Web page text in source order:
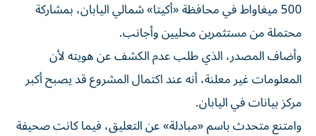
500 ميغاواط في محافظة «أكيتا» شمالي اليابان، بمشاركة
محتملة من مستثمرين محليين وأجانب.
وأضاف المصدر، الذي طلب عدم الكشف عن هويته لأن
المعلومات غير معلنة، أنه عند اكتمال المشروع قد يصبح أكبر
مركز بيانات في اليابان.
وامتنع متحدث باسم «مبادلة» عن التعليق، فيما كانت صحيفة